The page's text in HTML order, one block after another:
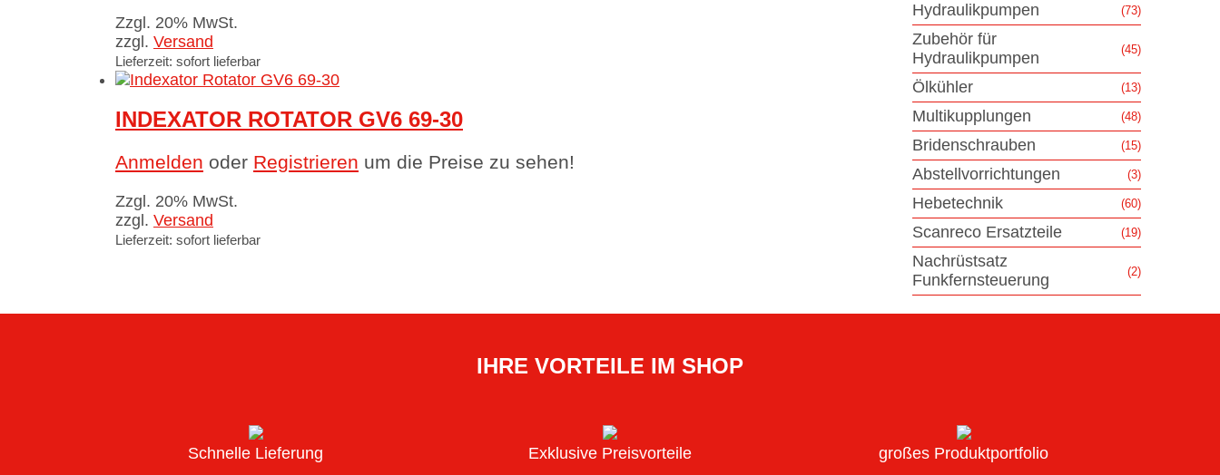
Zzgl. 20% MwSt.
zzgl. Versand
Lieferzeit: sofort lieferbar
INDEXATOR ROTATOR GV6 69-30
Anmelden oder Registrieren um die Preise zu sehen!
Zzgl. 20% MwSt.
zzgl. Versand
Lieferzeit: sofort lieferbar
Hydraulikpumpen (73)
Zubehör für
Hydraulikpumpen
(45)
Ölkühler (13)
Multikupplungen (48)
Bridenschrauben (15)
Abstellvorrichtungen (3)
Hebetechnik (60)
Scanreco Ersatzteile (19)
Nachrüstsatz
Funkfernsteuerung
(2)
IHRE VORTEILE IM SHOP
Schnelle Lieferung Exklusive Preisvorteile großes Produktportfolio